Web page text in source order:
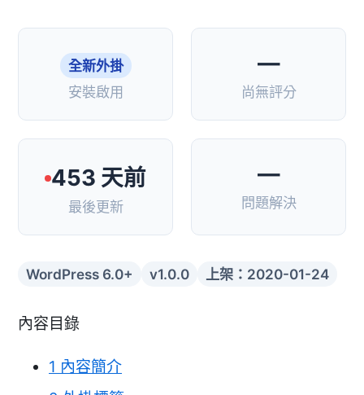
全新外掛
安裝啟用
—
尚無評分
453 天前
最後更新
—
問題解決
WordPress 6.0+ v1.0.0 上架：2020-01-24
內容目錄
1 內容簡介